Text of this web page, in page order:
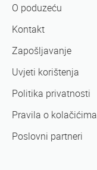
O poduzeću
Kontakt
Zapošljavanje
Uvjeti korištenja
Politika privatnosti
Pravila o kolačićima
Poslovni partneri